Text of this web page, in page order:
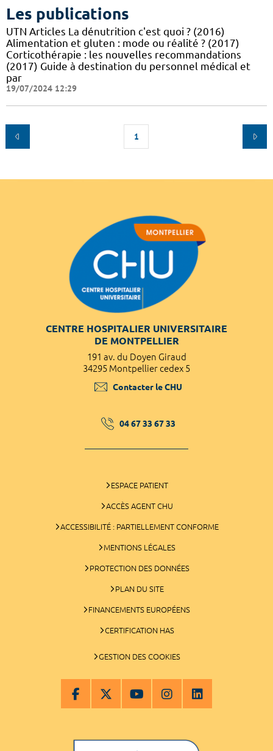
Les publications
UTN Articles La dénutrition c'est quoi ? (2016)
Alimentation et gluten : mode ou réalité ? (2017)
Corticothérapie : les nouvelles recommandations
(2017) Guide à destination du personnel médical et
par
19/07/2024 12:29
1
CENTRE HOSPITALIER UNIVERSITAIRE
DE MONTPELLIER
191 av. du Doyen Giraud
34295 Montpellier cedex 5
Contacter le CHU
04 67 33 67 33
ESPACE PATIENT
ACCÈS AGENT CHU
ACCESSIBILITÉ : PARTIELLEMENT CONFORME
MENTIONS LÉGALES
PROTECTION DES DONNÉES
PLAN DU SITE
FINANCEMENTS EUROPÉENS
CERTIFICATION HAS
GESTION DES COOKIES